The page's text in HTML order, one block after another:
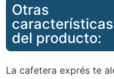
Otras
características
del producto:
La cafetera exprés te